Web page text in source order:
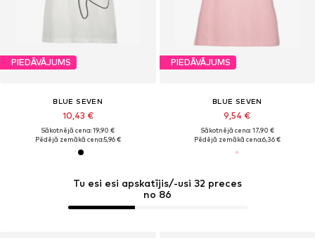
Tu esi esi apskatījis/-usi 32 preces
no 86
PIEDĀVĀJUMS
BLUE SEVEN
10,43 €
Sākotnējā cena: 19,90 €
Pēdējā zemākā cena:5,96 €
PIEDĀVĀJUMS
BLUE SEVEN
9,54 €
Sākotnējā cena: 17,90 €
Pēdējā zemākā cena:6,36 €